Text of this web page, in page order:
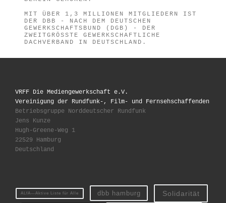
MIT ÜBER 1,3 MILLIONEN MITGLIEDERN IST
DER DBB - NACH DEM DEUTSCHEN
GEWERKSCHAFTSBUND (DGB) - DER
ZWEITGRÖSSTE GEWERKSCHAFTLICHE D
ACHVERBAND IN DEUTSCHLAND.
VRFF Die Mediengewerkschaft e.V.
Vereinigung der Rundfunk-, Film- und Fernsehschaffenden
Betriebsgruppe Norddeutscher Rundfunk
Jens Kunze
Hugh-Greene-Weg 1
22529 Hamburg
Deutschland
ALfA—Aktive Liste für Alle dbb hamburg Solidarität